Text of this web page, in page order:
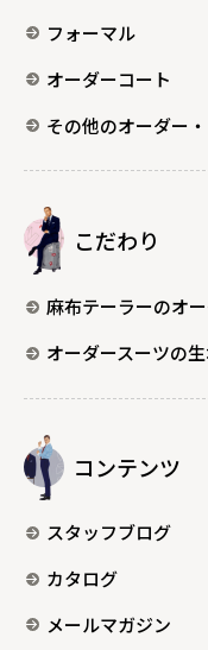
フォーマル
オーダーコート
その他のオーダー
こだわり
麻布テーラーのオ
オーダースーツの
コンテンツ
スタッフブログ
カタログ
メールマガジン